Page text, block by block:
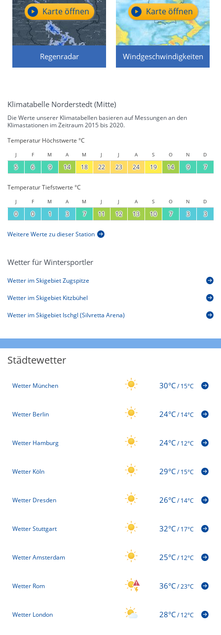
Regenradar
Karte öffnen
Windgeschwindigkeiten
Karte öffnen
Klimatabelle Norderstedt (Mitte)
Die Werte unserer Klimatabellen basieren auf Messungen an den
Klimastationen im Zeitraum 2015 bis 2020.
Temperatur Höchstwerte °C
J F M A M J J A S O N D
5 6 9 14 18 22 23 24 19 14 9 7
Temperatur Tiefstwerte °C
J F M A M J J A S O N D
0 0 1 3 7 11 12 13 10 7 3 3
Weitere Werte zu dieser Station
Wetter für Wintersportler
Wetter im Skigebiet Zugspitze
Wetter im Skigebiet Kitzbühel
Wetter im Skigebiet Ischgl (Silvretta Arena)
Städtewetter
Wetter München 30°C/15°C
Wetter Berlin 24°C/14°C
Wetter Hamburg 24°C/12°C
Wetter Köln 29°C/15°C
Wetter Dresden 26°C/14°C
Wetter Stuttgart 32°C/17°C
Wetter Amsterdam 25°C/12°C
Wetter Rom 36°C/23°C
Wetter London 28°C/12°C